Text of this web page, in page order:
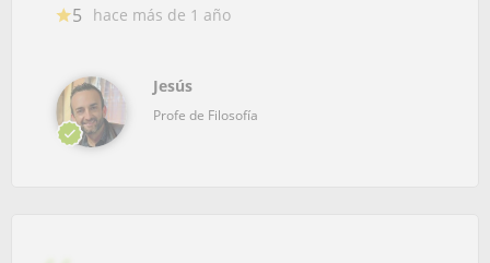
5 hace más de 1 año
Jesús
Profe de Filosofía